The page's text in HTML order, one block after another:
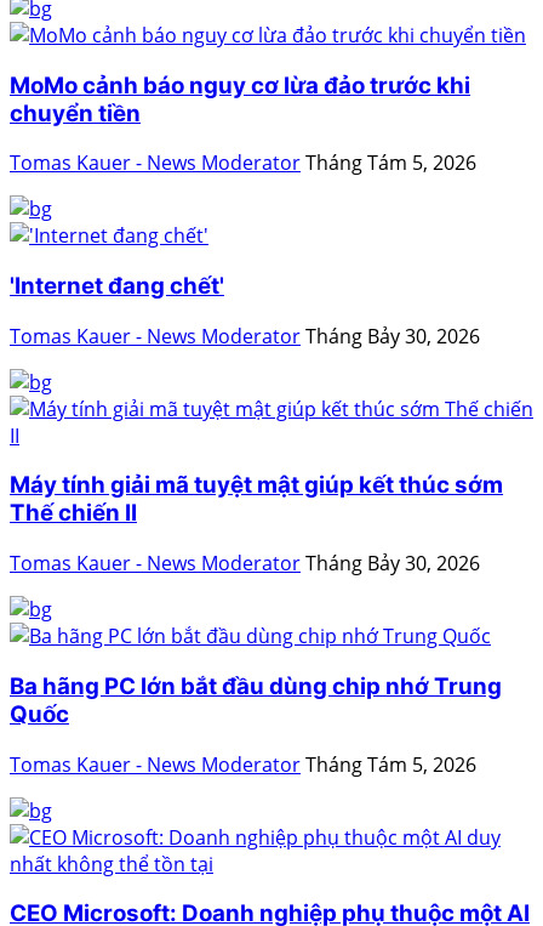
MoMo cảnh báo nguy cơ lừa đảo trước khi
chuyển tiền
Tomas Kauer - News ModeratorTháng Tám 5, 2026
'Internet đang chết'
Tomas Kauer - News ModeratorTháng Bảy 30, 2026
Máy tính giải mã tuyệt mật giúp kết thúc sớm
Thế chiến II
Tomas Kauer - News ModeratorTháng Bảy 30, 2026
Ba hãng PC lớn bắt đầu dùng chip nhớ Trung
Quốc
Tomas Kauer - News ModeratorTháng Tám 5, 2026
CEO Microsoft: Doanh nghiệp phụ thuộc một AI